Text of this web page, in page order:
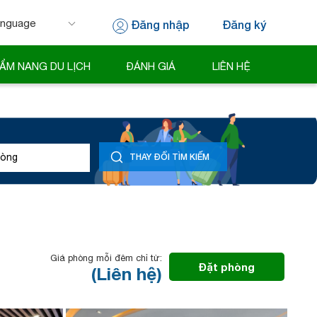
Đăng nhập Đăng ký
NANG DU LỊCH ĐÁNH GIÁ LIÊN HỆ
THAY ĐỔI TÌM KIẾM
Giá phòng mỗi đêm chỉ từ:
(Liên hệ) Đặt phòng